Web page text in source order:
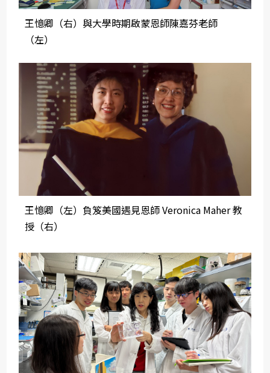
王憶卿（右）與大學時期啟蒙恩師陳嘉芬老師
（左）
王憶卿（左）負笈美國遇見恩師 Veronica Maher 教
授（右）